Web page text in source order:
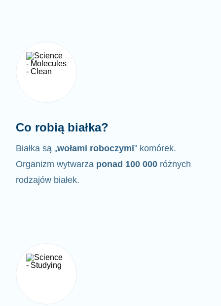
Co robią białka?
Białka są „wołami roboczymi” komórek.
Organizm wytwarza ponad 100 000 różnych
rodzajów białek.